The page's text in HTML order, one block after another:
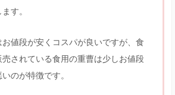
す。
値段が安くコスパが良いですが、食
されている食用の重曹は少しお値段
のが特徴です。